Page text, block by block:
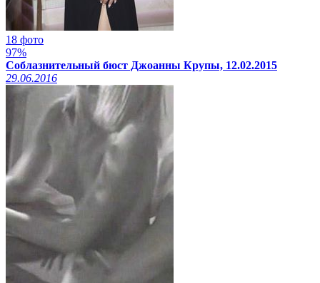
18 фото
97%
Соблазнительный бюст Джоанны Крупы, 12.02.2015
29.06.2016